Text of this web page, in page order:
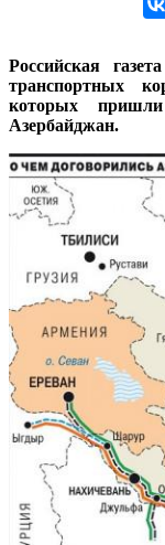
Российская
транспортных
которых
Азербайджан.